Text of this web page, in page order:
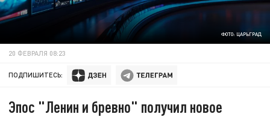
ФОТО: ЦАРЬГРАД
20 ФЕВРАЛЯ 08:23
ПОДПИШИТЕСЬ:
Эпос "Ленин и бревно" получил новое